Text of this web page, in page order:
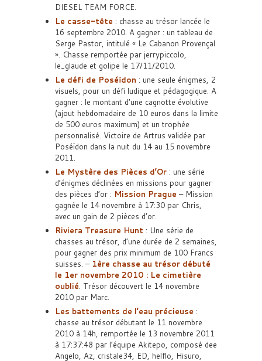
DIESEL TEAM FORCE.
Le casse-tête : chasse au trésor lancée le
16 septembre 2010. A gagner : un tableau de
Serge Pastor, intitulé « Le Cabanon Provençal
». Chasse remportée par jerrypiccolo,
le_glaude et golipe le 17/11/2010.
Le défi de Poséïdon : une seule énigmes, 2
visuels, pour un défi ludique et pédagogique. A
gagner : le montant d’une cagnotte évolutive
(ajout hebdomadaire de 10 euros dans la limite
de 500 euros maximum) et un trophée
personnalisé. Victoire de Artrus validée par
Poséïdon dans la nuit du 14 au 15 novembre
2011.
Le Mystère des Pièces d’Or : une série
d’énigmes déclinées en missions pour gagner
des pièces d’or : Mission Prague – Mission
gagnée le 14 novembre à 17:30 par Chris,
avec un gain de 2 pièces d’or.
Riviera Treasure Hunt : Une série de
chasses au trésor, d’une durée de 2 semaines,
pour gagner des prix minimum de 100 Francs
suisses. – 1ère chasse au trésor débuté
le 1er novembre 2010 : Le cimetière
oublié. Trésor découvert le 14 novembre
2010 par Marc.
Les battements de l’eau précieuse :
chasse au trésor débutant le 11 novembre
2010 à 14h, remportée le 13 novembre 2011
à 17:37:48 par l’équipe Akitepo, composé dee
Angelo, Az, cristale34, ED, helflo, Hisuro,